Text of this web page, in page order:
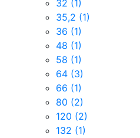
32 (1)
35,2 (1)
36 (1)
48 (1)
58 (1)
64 (3)
66 (1)
80 (2)
120 (2)
132 (1)